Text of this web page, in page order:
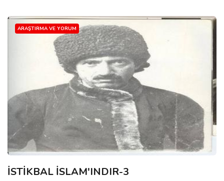
ARAŞTIRMA VE YORUM
İSTİKBAL İSLAM'INDIR-3